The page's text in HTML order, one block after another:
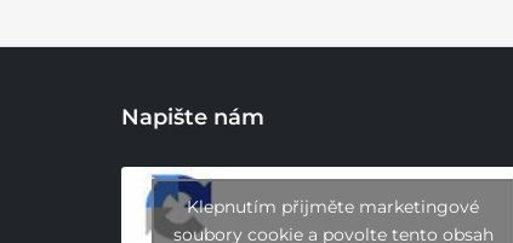
Napište nám
Klepnutím přijměte marketingové
soubory cookie a povolte tento obsah